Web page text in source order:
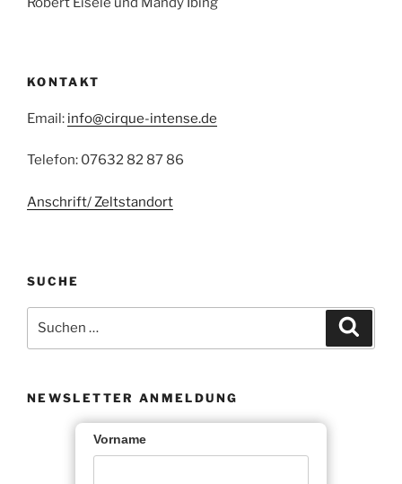
KONTAKT
Email: info@cirque-intense.de
Telefon: 07632 82 87 86
Anschrift/ Zeltstandort
SUCHE
nach:
NEWSLETTER ANMELDUNG
Vorname